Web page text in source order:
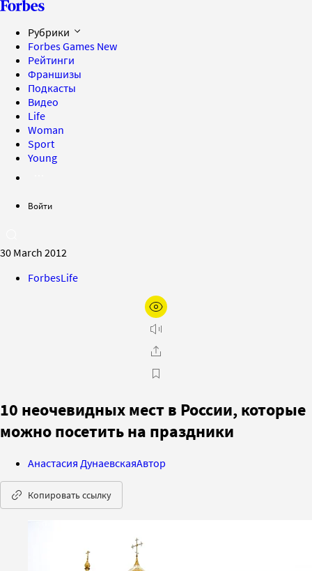
Рубрики
Forbes Games New
Рейтинги
Франшизы
Подкасты
Видео
Life
Woman
Sport
Young
Войти
30 March 2012
ForbesLife
10 неочевидных мест в России, которые
можно посетить на праздники
Анастасия ДунаевскаяАвтор
Копировать ссылку